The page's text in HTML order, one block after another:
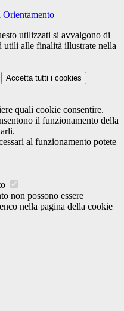
Orientamento
utilizzati si avvalgono di
utili alle finalità illustrate nella
Accetta tutti i cookies
quali cookie consentire.
il funzionamento della
al funzionamento potete
non possono essere
nella pagina della cookie